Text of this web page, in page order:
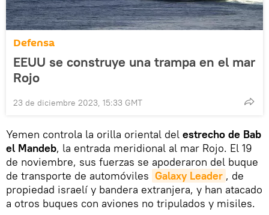
Defensa
EEUU se construye una trampa en el mar
Rojo
23 de diciembre 2023, 15:33 GMT
Yemen controla la orilla oriental del estrecho de Bab
el Mandeb, la entrada meridional al mar Rojo. El 19
de noviembre, sus fuerzas se apoderaron del buque
de transporte de automóviles Galaxy Leader , de
propiedad israelí y bandera extranjera, y han atacado
a otros buques con aviones no tripulados y misiles.